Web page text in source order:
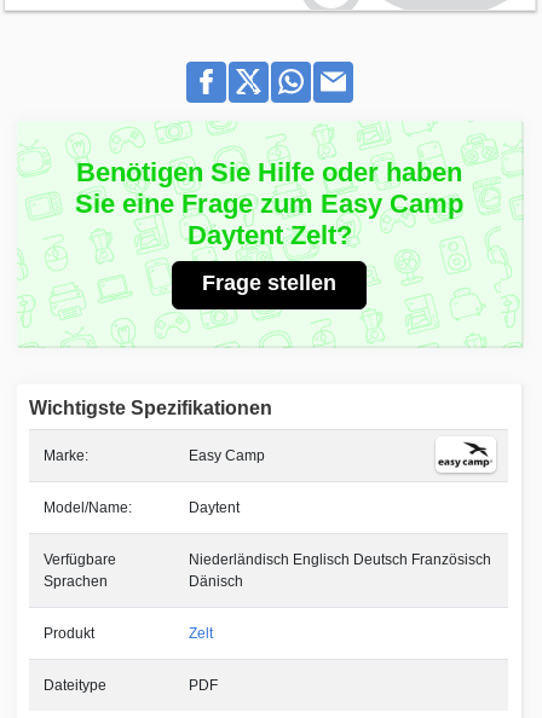
Benötigen Sie Hilfe oder haben
Sie eine Frage zum Easy Camp
Daytent Zelt?
Frage stellen
Wichtigste Spezifikationen
Marke: Easy Camp
Model/Name: Daytent
Verfügbare
Sprachen
Niederländisch Englisch Deutsch Französisch
Dänisch
Produkt Zelt
Dateitype PDF